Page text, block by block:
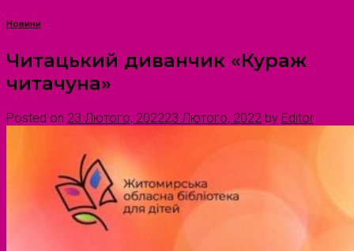
Новини
Читацький диванчик «Кураж
читачуна»
Posted on 23 Лютого, 202223 Лютого, 2022 by Editor